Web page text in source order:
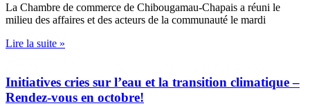
La Chambre de commerce de Chibougamau-Chapais a réuni le
milieu des affaires et des acteurs de la communauté le mardi
Lire la suite »
Initiatives cries sur l’eau et la transition climatique –
Rendez-vous en octobre!